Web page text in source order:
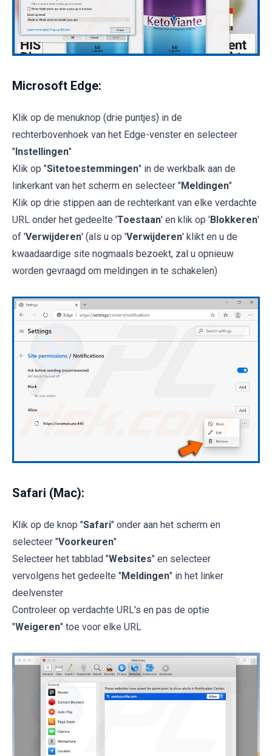
Microsoft Edge:
Klik op de menuknop (drie puntjes) in de
rechterbovenhoek van het Edge-venster en selecteer
" Instellingen"
Klik op "Sitetoestemmingen" in de werkbalk aan de
linkerkant van het scherm en selecteer "Meldingen"
Klik op drie stippen aan de rechterkant van elke verdachte
URL onder het gedeelte 'Toestaan' en klik op 'Blokkeren'
of 'Verwijderen' (als u op 'Verwijderen' klikt en u de
kwaadaardige site nogmaals bezoekt, zal u opnieuw
worden gevraagd om meldingen in te schakelen)
Safari (Mac):
Klik op de knop "Safari" onder aan het scherm en
selecteer "Voorkeuren"
Selecteer het tabblad "Websites" en selecteer
vervolgens het gedeelte "Meldingen" in het linker
deelvenster
Controleer op verdachte URL's en pas de optie
"Weigeren" toe voor elke URL